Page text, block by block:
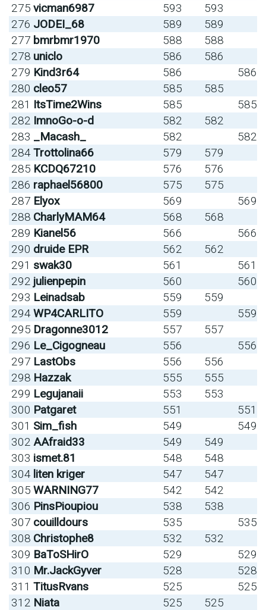
275 vicman6987 593
593
276 JODEI_68 589
589
277 bmrbmr1970 588
588
278 uniclo 586
586
279 Kind3r64 586
586
280 cleo57 585
585
281 ItsTime2Wins 585
585
282 ImnoGo-o-d 582
582
283 _Macash_ 582
582
284 Trottolina66 579
579
285 KCDQ67210 576
576
286 raphael56800 575
575
287 Elyox 569
569
288 CharlyMAM64 568
568
289 Kianel56 566
566
290 druide EPR 562
562
291 swak30 561
561
292 julienpepin 560
560
293 Leinadsab 559
559
294 WP4CARLITO 559
559
295 Dragonne3012 557
557
296 Le_Cigogneau 556
556
297 LastObs 556
556
298 Hazzak 555
555
299 Legujanaii 553
553
300 Patgaret 551
551
301 Sim_fish 549
549
302 AAfraid33 549
549
303 ismet.81 548
548
304 liten kriger 547
547
305 WARNING77 542
542
306 PinsPioupiou 538
538
307 couilldours 535
535
308 Christophe8 532
532
309 BaToSHirO 529
529
310 Mr.JackGyver 528
528
311 TitusRvans 525
525
312 Niata 525 525